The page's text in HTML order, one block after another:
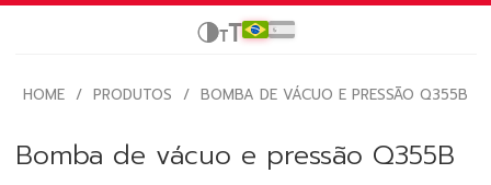
HOME / PRODUTOS / BOMBA DE VÁCUO E PRESSÃO Q355B
Bomba de vácuo e pressão Q355B